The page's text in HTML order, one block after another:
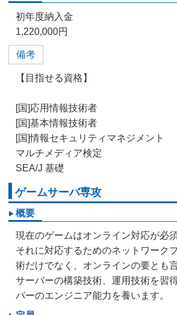
初年度納入金
1,220,000円
備考
【目指せる資格】
[国]応用情報技術者
[国]基本情報技術者
[国]情報セキュリティマネジメント
マルチメディア検定
SEA/J 基礎
ゲームサーバ専攻
概要
現在のゲームはオンライン対応が必
それに対応するためのネットワーク
術だけでなく、オンラインの要とも
サーバーの構築技術、運用技術を習
バーのエンジニア能力を養います。